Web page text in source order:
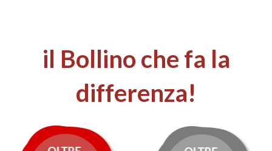
il Bollino che fa la
differenza!